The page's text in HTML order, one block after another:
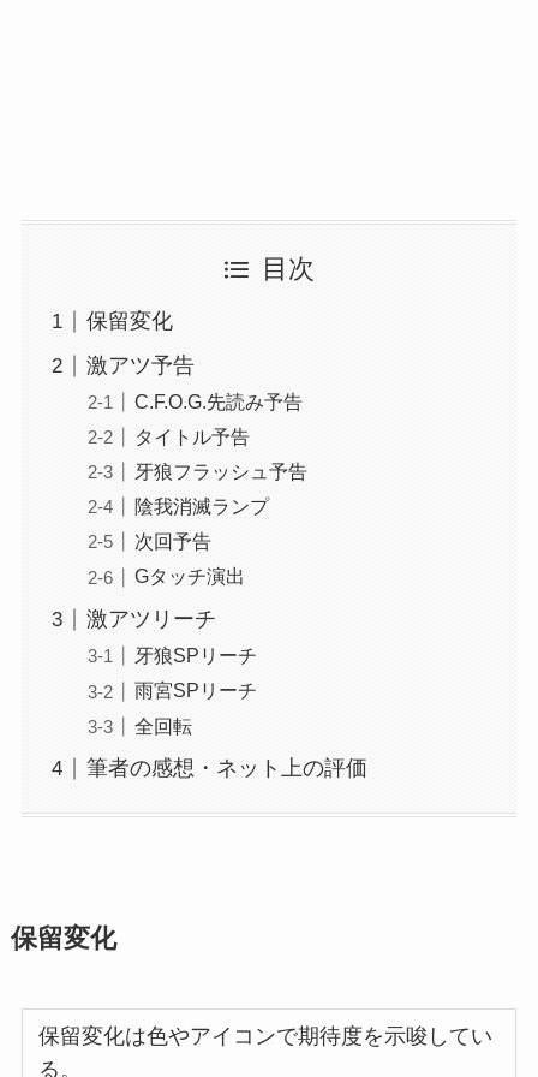
目次
保留変化
激アツ予告
C.F.O.G.先読み予告
タイトル予告
牙狼フラッシュ予告
陰我消滅ランプ
次回予告
Gタッチ演出
激アツリーチ
牙狼SPリーチ
雨宮SPリーチ
全回転
筆者の感想・ネット上の評価
保留変化
保留変化は色やアイコンで期待度を示唆してい
る。